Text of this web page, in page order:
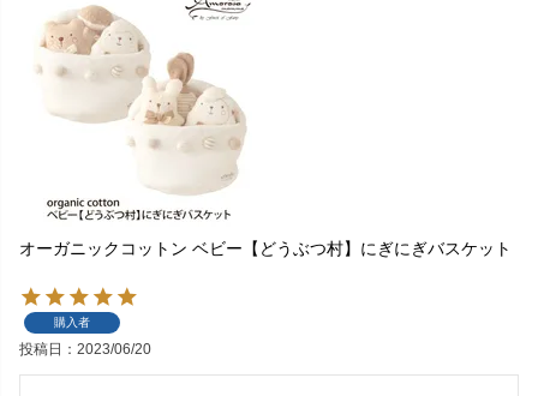
オーガニックコットン ベビー【どうぶつ村】にぎにぎバスケット
購入者
投稿日 2023/06/20